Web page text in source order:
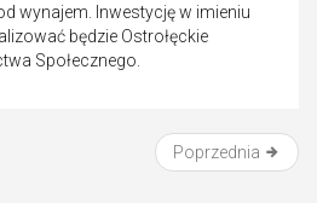
wynajem. Inwestycję w imieniu
będzie Ostrołęckie
Społecznego.
Poprzednia